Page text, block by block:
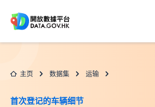
主页 数据集 运输
首次登记的车辆细节